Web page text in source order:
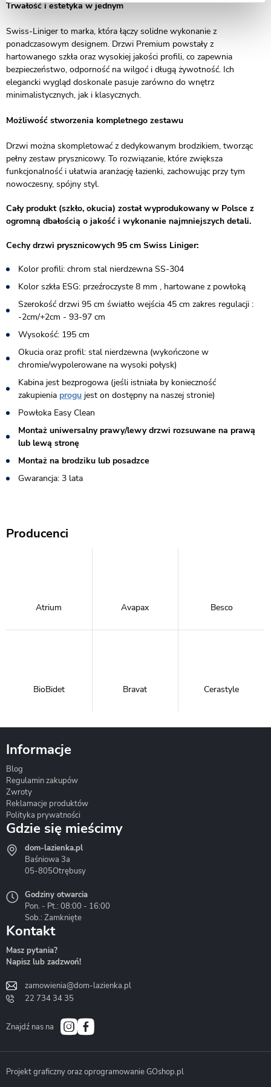
Trwałość i estetyka w jednym
Swiss-Liniger to marka, która łączy solidne wykonanie z
ponadczasowym designem. Drzwi Premium powstały z
hartowanego szkła oraz wysokiej jakości profili, co zapewnia
bezpieczeństwo, odporność na wilgoć i długą żywotność. Ich
elegancki wygląd doskonale pasuje zarówno do wnętrz
minimalistycznych, jak i klasycznych.
Możliwość stworzenia kompletnego zestawu
Drzwi można skompletować z dedykowanym brodzikiem, tworząc
pełny zestaw prysznicowy. To rozwiązanie, które zwiększa
funkcjonalność i ułatwia aranżację łazienki, zachowując przy tym
nowoczesny, spójny styl.
Cały produkt (szkło, okucia) został wyprodukowany w Polsce z
ogromną dbałością o jakość i wykonanie najmniejszych detali.
Cechy drzwi prysznicowych 95 cm Swiss Liniger:
Kolor profili: chrom stal nierdzewna SS-304
Kolor szkła ESG: przeźroczyste 8 mm , hartowane z powłoką
Szerokość drzwi 95 cm światło wejścia 45 cm zakres regulacji :
-2cm/+2cm - 93-97 cm
Wysokość: 195 cm
Okucia oraz profil: stal nierdzewna (wykończone w
chromie/wypolerowane na wysoki połysk)
Kabina jest bezprogowa (jeśli istniała by konieczność
zakupienia progu jest on dostępny na naszej stronie)​
Powłoka Easy Clean
Montaż uniwersalny prawy/lewy drzwi rozsuwane na prawą
lub lewą stronę
Montaż na brodziku lub posadzce
Gwarancja: 3 lata
Producenci
Atrium Avapax Besco
BioBidet Bravat Cerastyle
Hydrostop
Liveno
Bath&Spa
Informacje
Blog
Regulamin zakupów
Zwroty
Reklamacje produktów
Polityka prywatności
Gdzie się mieścimy
dom-lazienka.pl
Baśniowa 3a
05-805Otrębusy
Godziny otwarcia
Pon. - Pt.: 08:00 - 16:00
Sob.: Zamknięte
Kontakt
Masz pytania?
Napisz lub zadzwoń!
zamowienia@dom-lazienka.pl
22 734 34 35
Znajdź nas na
Projekt graficzny oraz oprogramowanie GOshop.pl